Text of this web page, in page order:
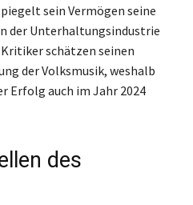
sein Vermögen seine
der Unterhaltungsindustrie
Kritiker schätzen seinen
der Volksmusik, weshalb
Erfolg auch im Jahr 2024
des